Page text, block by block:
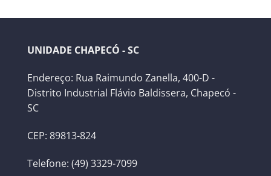
UNIDADE CHAPECÓ - SC
Endereço: Rua Raimundo Zanella, 400-D -
Distrito Industrial Flávio Baldissera, Chapecó -
SC
CEP: 89813-824
Telefone: (49) 3329-7099